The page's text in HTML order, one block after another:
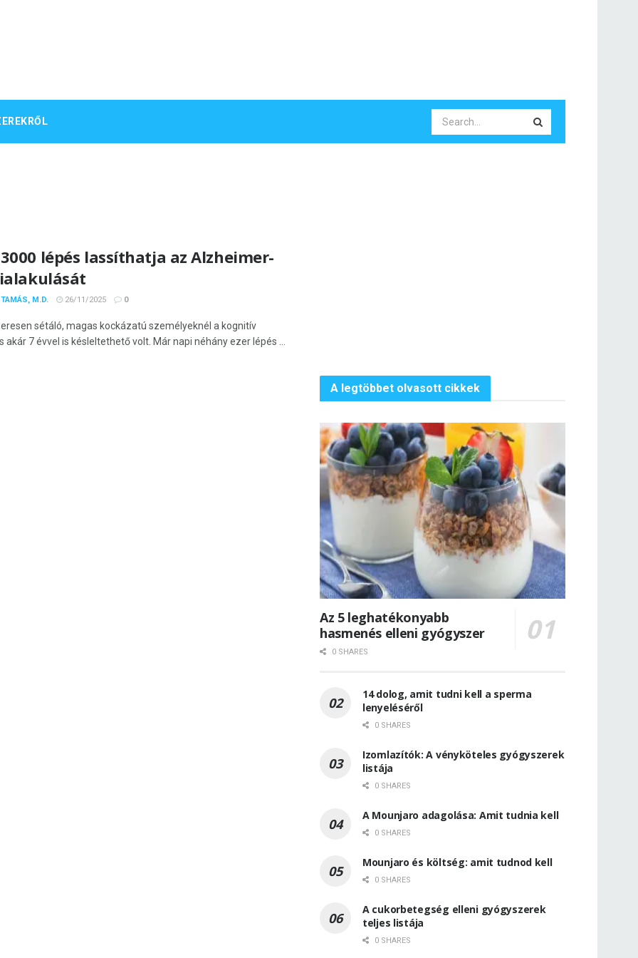
lépés lassíthatja az Alzheimer-
TAMÁS, M.D. 26/11/2025 0
sétáló, magas kockázatú személyeknél a kognitív
akár 7 évvel is késleltethető volt. Már napi néhány ezer lépés ...
A legtöbbet olvasott cikkek
Az 5 leghatékonyabb
hasmenés elleni gyógyszer
0 SHARES
14 dolog, amit tudni kell a sperma
lenyeléséről
0 SHARES
Izomlazítók: A vényköteles gyógyszerek
listája
0 SHARES
A Mounjaro adagolása: Amit tudnia kell
0 SHARES
Mounjaro és költség: amit tudnod kell
0 SHARES
A cukorbetegség elleni gyógyszerek
teljes listája
0 SHARES